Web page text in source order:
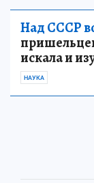
Над СССР
искала и
НАУКА